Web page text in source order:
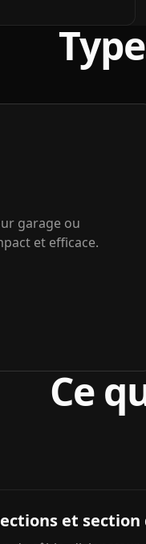
garage ou
et efficace.
Ce
et section